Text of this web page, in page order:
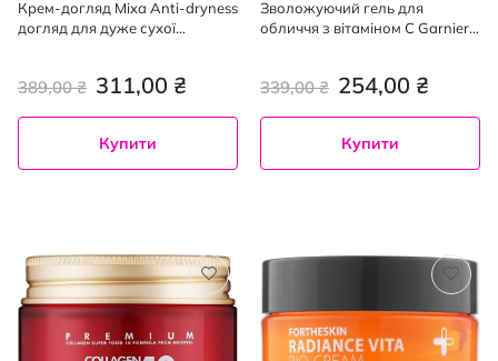
Крем-догляд Mixa Anti-dryness
догляд для дуже сухої
311,00 ₴
389,00 ₴
Купити
Зволожуючий гель для
обличчя з вітаміном С Garnier
обличчя, 50 мл254,00 ₴
339,00 ₴
Купити